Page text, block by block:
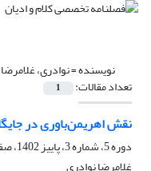
نویسنده =نوادری، غلامرضا
تعداد مقالات: 1
نقش اهریمن‌باوری در
دوره 5، شماره 3، پاییز 1402، صفحه